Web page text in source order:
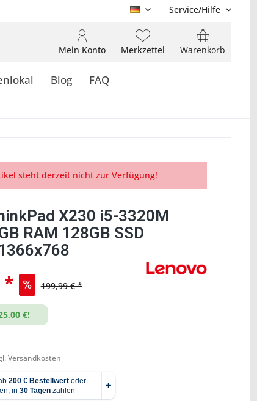
DE Service/Hilfe
Warenkorb
Merkzettel
Mein Konto
Blog FAQ
steht derzeit nicht zur Verfügung!
X230 i5-3320M
RAM 128GB SSD
* 199,99 € *
€!
Versandkosten